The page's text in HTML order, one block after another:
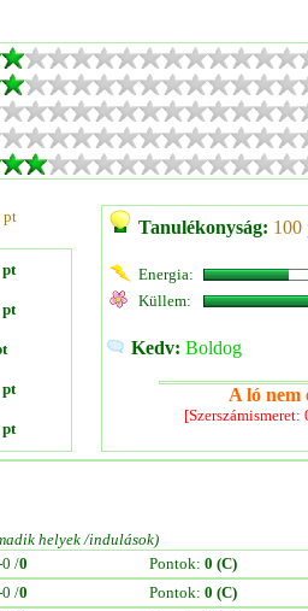
pt
pt
pt
pt
pt
Tanulékonyság: 100
Energia:
Küllem:
Kedv: Boldog
A ló nem
helyek /indulások)
/0 Pontok: 0 (C)
/0 Pontok: 0 (C)